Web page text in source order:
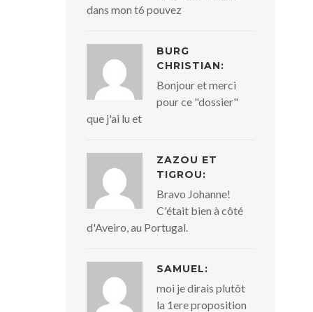
dans mon t6 pouvez
BURG
CHRISTIAN:
Bonjour et merci
pour ce "dossier"
que j'ai lu et
ZAZOU ET
TIGROU:
Bravo Johanne!
C'était bien à côté
d'Aveiro, au Portugal.
SAMUEL:
moi je dirais plutôt
la 1ere proposition